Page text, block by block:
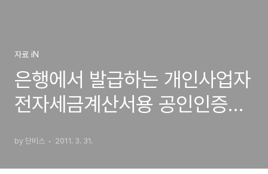
자료 iN
은행에서 발급하는 개인사업자
전자세금계산서용 공인인증서
by 단비스 2011. 3. 31.